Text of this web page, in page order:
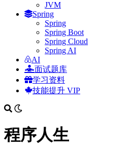
JVM
Spring
Spring
Spring Boot
Spring Cloud
Spring AI
AI
面试题库
学习资料
技能提升 VIP
程序人生